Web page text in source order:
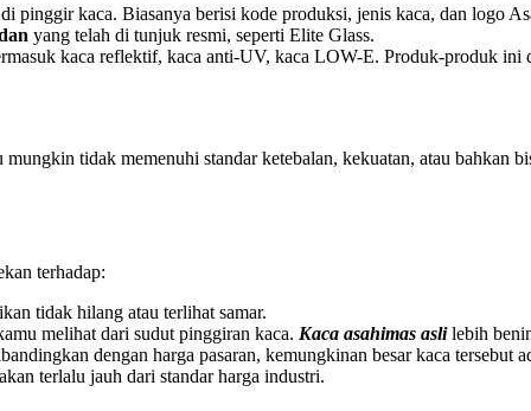
pinggir kaca. Biasanya berisi kode produksi, jenis kaca, dan logo
yang telah di tunjuk resmi, seperti Elite Glass.
kaca reflektif, kaca anti-UV, kaca LOW-E. Produk-produk
tidak memenuhi standar ketebalan, kekuatan, atau bahkan
terhadap:
tidak hilang atau terlihat samar.
melihat dari sudut pinggiran kaca. Kaca asahimas aslilebih
dengan harga pasaran, kemungkinan besar kaca tersebut
terlalu jauh dari standar harga industri.